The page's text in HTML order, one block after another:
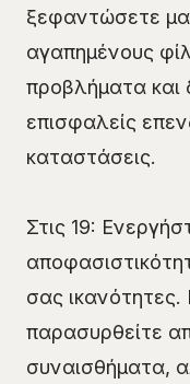
ξεφαντώσετε
αγαπημένους
προβλήματα και
επισφαλείς
καταστάσεις.
Στις 19:
σας ικανότητες.
παρασυρθείτε
συναισθήματα,